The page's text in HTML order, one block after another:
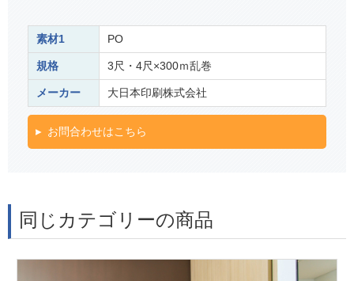
素材1 PO
規格 3尺・4尺×300ｍ乱巻
メーカー 大日本印刷株式会社
お問合わせはこちら
同じカテゴリーの商品